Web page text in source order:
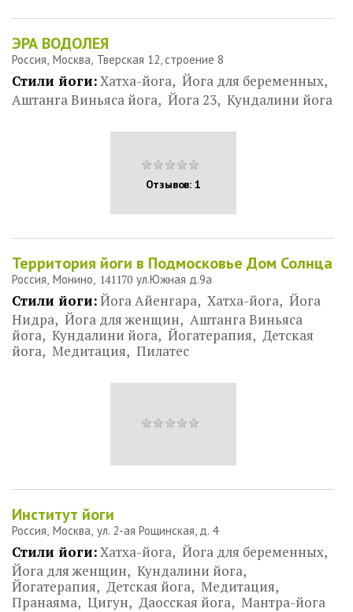
ЭРА ВОДОЛЕЯ
Россия Москва Тверская 12, строение 8
Стили йоги:Хатха-йога Йога для беременных
Аштанга Виньяса йога Йога 23 Кундалини йога
Отзывов: 1
Территория йоги в Подмосковье Дом Солнца
Россия Монино 141170 ул.Южная д.9а
Стили йоги:Йога Айенгара Хатха-йога Йога
Нидра Йога для женщин
Аштанга Виньяса
йога Кундалини йога Йогатерапия
Детская
йога Медитация Пилатес
Институт йоги
Россия Москва ул. 2-ая Рощинская, д. 4
Стили йоги:Хатха-йога Йога для беременных
Йога для женщин
Кундалини йога
Йогатерапия
Детская йога Медитация
Пранаяма Цигун Даосская йога Мантра-йога